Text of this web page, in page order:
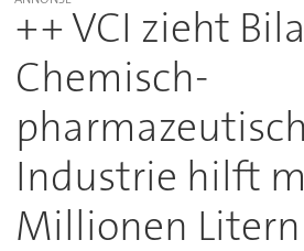
++ VCI zieht
Chemisch-
Industrie hilft
Millionen Litern